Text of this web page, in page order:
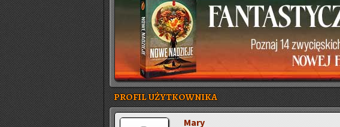
PROFIL UŻYTKOWNIKA
Mary